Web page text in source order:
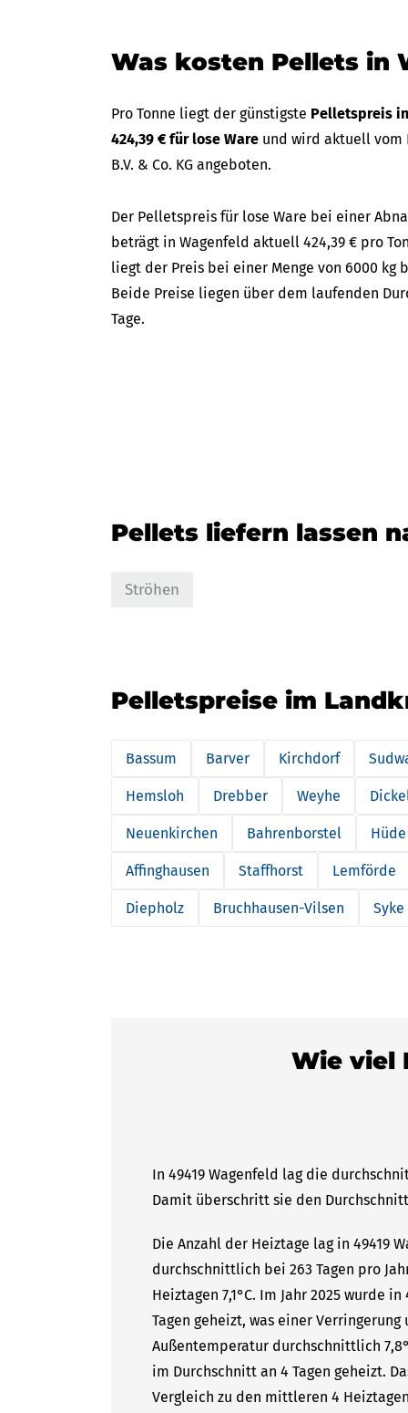
Was kosten Pellets in
Pro Tonne liegt der günstigste Pelletspreis
424,39 € für lose Ware und wird aktuell vom
B.V. & Co. KG angeboten.
Der Pelletspreis für lose Ware bei einer
beträgt in Wagenfeld aktuell 424,39 € pro
liegt der Preis bei einer Menge von 6000 kg
Beide Preise liegen über dem laufenden
Tage.
Pellets liefern lassen
Ströhen
Pelletspreise im
Bassum Barver Kirchdorf
Hemsloh Drebber Weyhe
Neuenkirchen Bahrenborstel Hüde
Affinghausen Staffhorst Lemförde
Diepholz Bruchhausen-Vilsen Syke
Wie viel
In 49419 Wagenfeld lag die
Damit überschritt sie den Durchschnitt
Die Anzahl der Heiztage lag in 49419
durchschnittlich bei 263 Tagen pro
Heiztagen 7,1°C. Im Jahr 2025 wurde
Tagen geheizt, was einer
Außentemperatur durchschnittlich
im Durchschnitt an 4 Tagen geheizt.
Vergleich zu den mittleren 4